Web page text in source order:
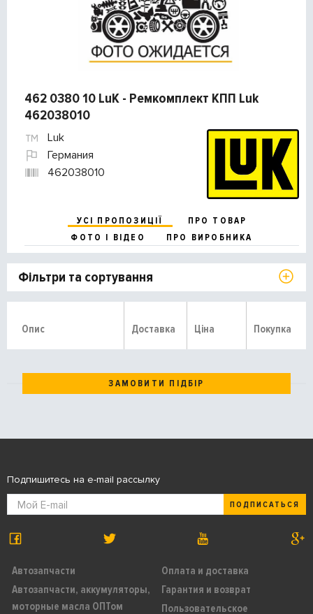
462 0380 10 LuK - Ремкомплект КПП Luk
462038010
Luk
Германия
462038010
УСІ ПРОПОЗИЦІЇ
ПРО ТОВАР
ФОТО І ВІДЕО
ПРО ВИРОБНИКА
Фільтри та сортування
Опис Доставка Ціна Покупка
ЗАМОВИТИ ПІДБІР
Автозапчасти
Автозапчасти, аккумуляторы,
моторные масла ОПТом
Оплата и доставка
Гарантия и возврат
Пользовательское
Подпишитесь на e-mail рассылку
ПОДПИСАТЬСЯ